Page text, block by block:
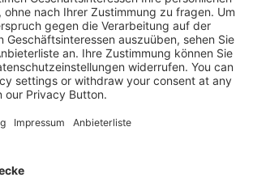
Mehr Infos
Rücksendung bis zu 14 Tage nach
(innerhalb Deutschlands).